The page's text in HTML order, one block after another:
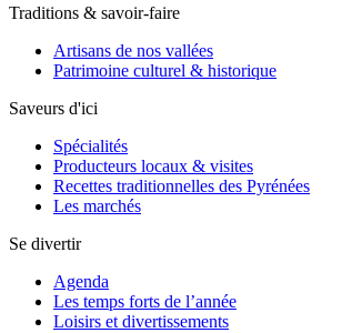
Traditions & savoir-faire
Artisans de nos vallées
Patrimoine culturel & historique
Saveurs d'ici
Spécialités
Producteurs locaux & visites
Recettes traditionnelles des Pyrénées
Les marchés
Se divertir
Agenda
Les temps forts de l’année
Loisirs et divertissements